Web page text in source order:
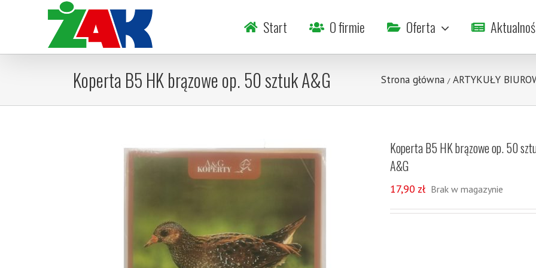
Start O firmie Oferta
Koperta B5 HK brązowe op. 50 sztuk A&G Strona główna / ARTYKUŁY
Koperta B5 HK brązowe op. 50
A&G
17,90 zł Brak w magazynie